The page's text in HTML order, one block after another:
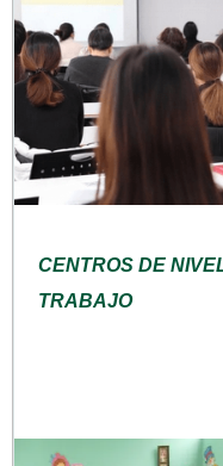
CENTROS DE
TRABAJO